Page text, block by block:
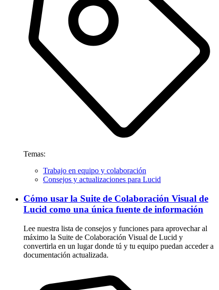
Temas:
Trabajo en equipo y colaboración
Consejos y actualizaciones para Lucid
Cómo usar la Suite de Colaboración Visual de
Lucid como una única fuente de información
Lee nuestra lista de consejos y funciones para aprovechar al
máximo la Suite de Colaboración Visual de Lucid y
convertirla en un lugar donde tú y tu equipo puedan acceder a
documentación actualizada.